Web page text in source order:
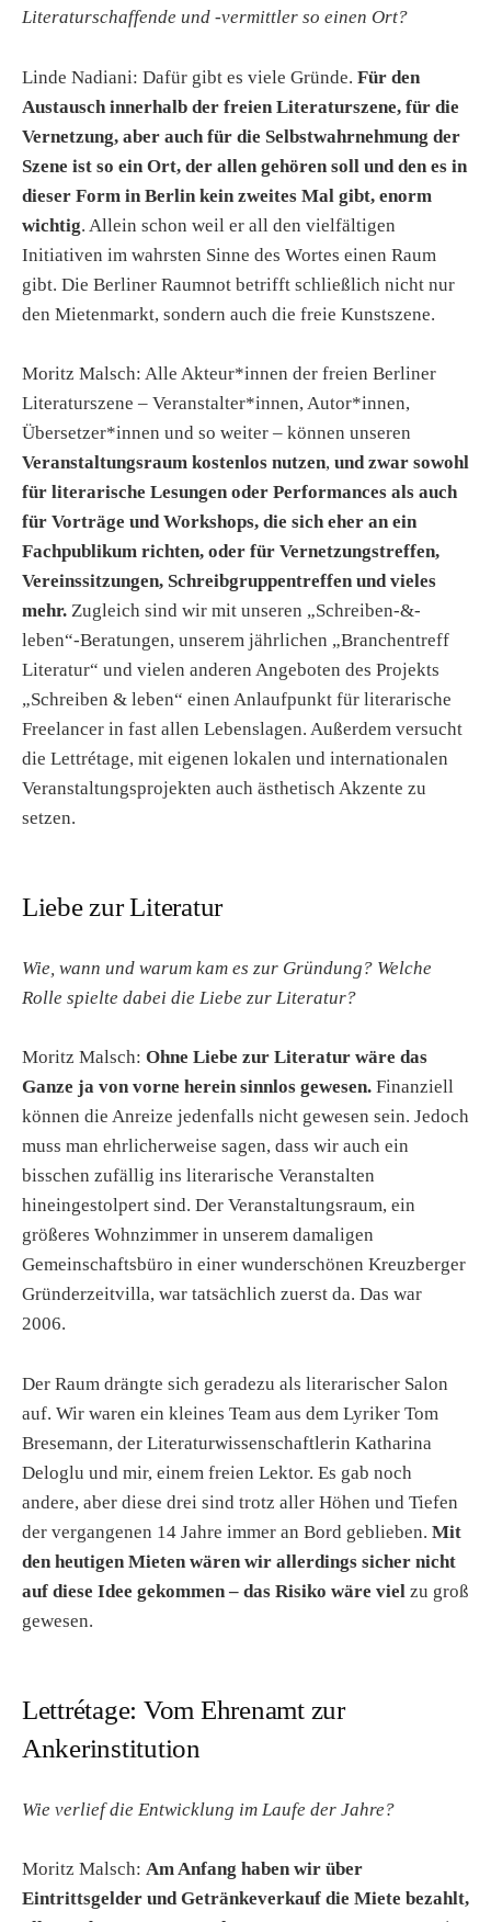
Literaturschaffende und -vermittler so einen Ort?
Linde Nadiani: Dafür gibt es viele Gründe. Für den
Austausch innerhalb der freien Literaturszene, für die
Vernetzung, aber auch für die Selbstwahrnehmung der
Szene ist so ein Ort, der allen gehören soll und den es in
dieser Form in Berlin kein zweites Mal gibt, enorm
wichtig. Allein schon weil er all den vielfältigen
Initiativen im wahrsten Sinne des Wortes einen Raum
gibt. Die Berliner Raumnot betrifft schließlich nicht nur
den Mietenmarkt, sondern auch die freie Kunstszene.
Moritz Malsch: Alle Akteur*innen der freien Berliner
Literaturszene – Veranstalter*innen, Autor*innen,
Übersetzer*innen und so weiter – können unseren
Veranstaltungsraum kostenlos nutzen, und zwar sowohl
für literarische Lesungen oder Performances als auch
für Vorträge und Workshops, die sich eher an ein
Fachpublikum richten, oder für Vernetzungstreffen,
Vereinssitzungen, Schreibgruppentreffen und vieles
mehr. Zugleich sind wir mit unseren „Schreiben-&-
leben“-Beratungen, unserem jährlichen „Branchentreff
Literatur“ und vielen anderen Angeboten des Projekts
„Schreiben & leben“ einen Anlaufpunkt für literarische
Freelancer in fast allen Lebenslagen. Außerdem versucht
die Lettrétage, mit eigenen lokalen und internationalen
Veranstaltungsprojekten auch ästhetisch Akzente zu
setzen.
Liebe zur Literatur
Wie, wann und warum kam es zur Gründung? Welche
Rolle spielte dabei die Liebe zur Literatur?
Moritz Malsch: Ohne Liebe zur Literatur wäre das
Ganze ja von vorne herein sinnlos gewesen. Finanziell
können die Anreize jedenfalls nicht gewesen sein. Jedoch
muss man ehrlicherweise sagen, dass wir auch ein
bisschen zufällig ins literarische Veranstalten
hineingestolpert sind. Der Veranstaltungsraum, ein
größeres Wohnzimmer in unserem damaligen
Gemeinschaftsbüro in einer wunderschönen Kreuzberger
Gründerzeitvilla, war tatsächlich zuerst da. Das war
2006.
Der Raum drängte sich geradezu als literarischer Salon
auf. Wir waren ein kleines Team aus dem Lyriker Tom
Bresemann, der Literaturwissenschaftlerin Katharina
Deloglu und mir, einem freien Lektor. Es gab noch
andere, aber diese drei sind trotz aller Höhen und Tiefen
der vergangenen 14 Jahre immer an Bord geblieben. Mit
den heutigen Mieten wären wir allerdings sicher nicht
auf diese Idee gekommen – das Risiko wäre viel zu groß
gewesen.
Lettrétage: Vom Ehrenamt zur
Ankerinstitution
Wie verlief die Entwicklung im Laufe der Jahre?
Moritz Malsch: Am Anfang haben wir über
Eintrittsgelder und Getränkeverkauf die Miete bezahlt,